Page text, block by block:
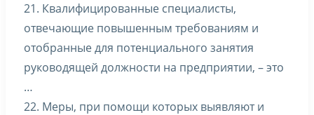
21. Квалифицированные специалисты,
отвечающие повышенным требованиям и
отобранные для потенциального занятия
руководящей должности на предприятии, – это
…
22. Меры, при помощи которых выявляют и